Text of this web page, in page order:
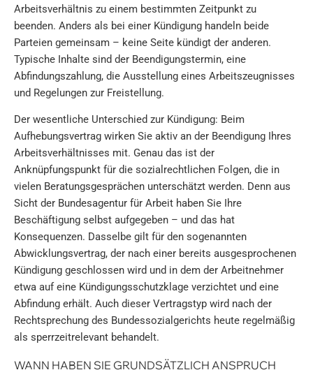
Arbeitsverhältnis zu einem bestimmten Zeitpunkt zu
beenden. Anders als bei einer Kündigung handeln beide
Parteien gemeinsam – keine Seite kündigt der anderen.
Typische Inhalte sind der Beendigungstermin, eine
Abfindungszahlung, die Ausstellung eines Arbeitszeugnisses
und Regelungen zur Freistellung.
Der wesentliche Unterschied zur Kündigung: Beim
Aufhebungsvertrag wirken Sie aktiv an der Beendigung Ihres
Arbeitsverhältnisses mit. Genau das ist der
Anknüpfungspunkt für die sozialrechtlichen Folgen, die in
vielen Beratungsgesprächen unterschätzt werden. Denn aus
Sicht der Bundesagentur für Arbeit haben Sie Ihre
Beschäftigung selbst aufgegeben – und das hat
Konsequenzen. Dasselbe gilt für den sogenannten
Abwicklungsvertrag, der nach einer bereits ausgesprochenen
Kündigung geschlossen wird und in dem der Arbeitnehmer
etwa auf eine Kündigungsschutzklage verzichtet und eine
Abfindung erhält. Auch dieser Vertragstyp wird nach der
Rechtsprechung des Bundessozialgerichts heute regelmäßig
als sperrzeitrelevant behandelt.
WANN HABEN SIE GRUNDSÄTZLICH ANSPRUCH